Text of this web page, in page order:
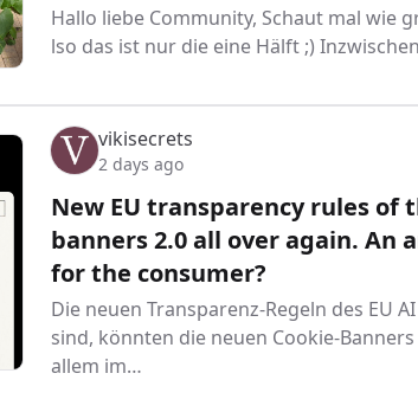
Hallo liebe Community, Schaut mal wie
lso das ist nur die eine Hälft ;)
vikisecrets
2 days ago
New EU transparency rules of
banners 2.0 all over again.
for the consumer?
Die neuen Transparenz-Regeln des EU
sind, könnten die neuen Cookie-
allem im…